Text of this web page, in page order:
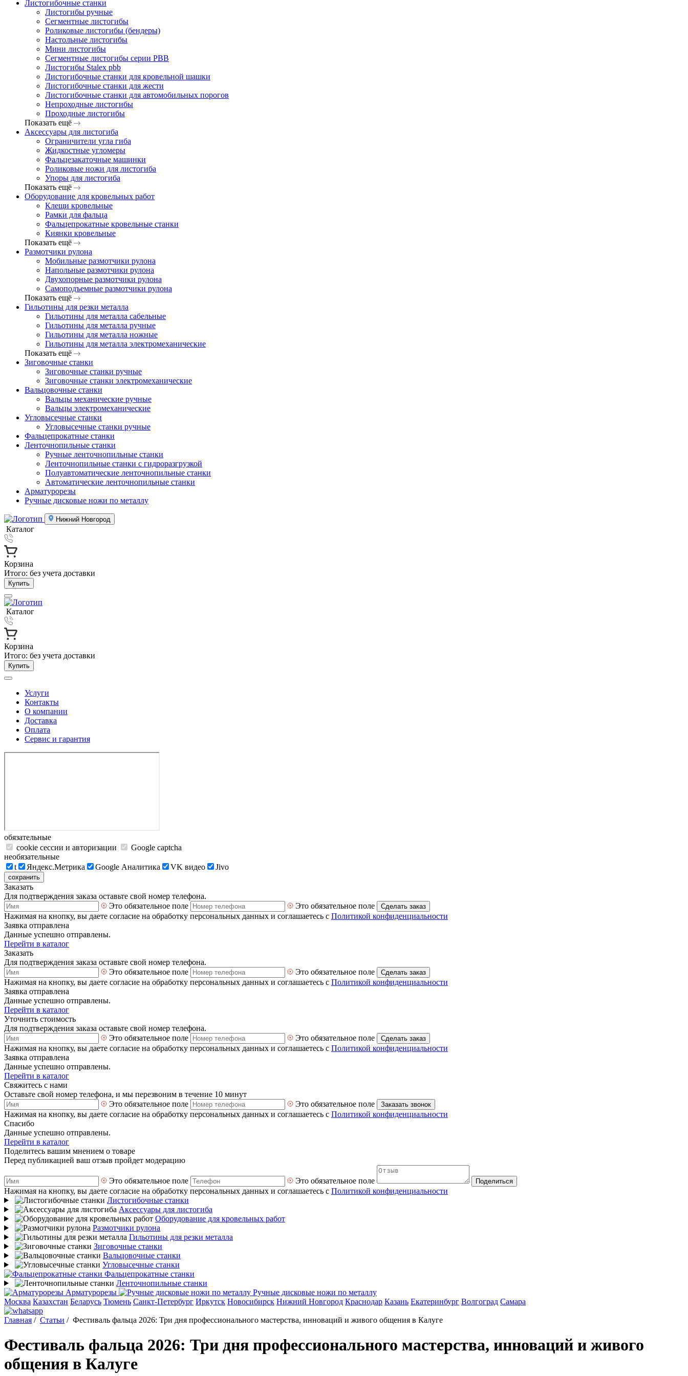
Листогибочные станки
Листогибы ручные
Сегментные листогибы
Роликовые листогибы (бендеры)
Настольные листогибы
Мини листогибы
Сегментные листогибы серии PBB
Листогибы Stalex pbb
Листогибочные станки для кровельной шашки
Листогибочные станки для жести
Листогибочные станки для автомобильных порогов
Непроходные листогибы
Проходные листогибы
Показать ещё
Аксессуары для листогиба
Ограничители угла гиба
Жидкостные угломеры
Фальцезакаточные машинки
Роликовые ножи для листогиба
Упоры для листогиба
Показать ещё
Оборудование для кровельных работ
Клещи кровельные
Рамки для фальца
Фальцепрокатные кровельные станки
Киянки кровельные
Показать ещё
Размотчики рулона
Мобильные размотчики рулона
Напольные размотчики рулона
Двухопорные размотчики рулона
Самоподъемные размотчики рулона
Показать ещё
Гильотины для резки металла
Гильотины для металла сабельные
Гильотины для металла ручные
Гильотины для металла ножные
Гильотины для металла электромеханические
Показать ещё
Зиговочные станки
Зиговочные станки ручные
Зиговочные станки электромеханические
Вальцовочные станки
Вальцы механические ручные
Вальцы электромеханические
Угловысечные станки
Угловысечные станки ручные
Фальцепрокатные станки
Ленточнопильные станки
Ручные ленточнопильные станки
Ленточнопильные станки с гидроразгрузкой
Полуавтоматические ленточнопильные станки
Автоматические ленточнопильные станки
Арматурорезы
Ручные дисковые ножи по металлу
Нижний Новгород
Каталог
Корзина
Итого: без учета доставки
Купить
Каталог
Корзина
Итого: без учета доставки
Купить
Услуги
Контакты
О компании
Доставка
Оплата
Сервис и гарантия
обязательные
cookie сессии и авторизации
Google captcha
необязательные
t
Яндекс.Метрика Google Аналитика VK видео Jivo
сохранить
Заказать
Для подтверждения заказа оставьте свой номер телефона.
Это обязательное поле
Это обязательное поле Сделать заказ
Нажимая на кнопку, вы даете согласие на обработку персональных данных и соглашаетесь с Политикой конфиденциальности
Заявка отправлена
Данные успешно отправлены.
Перейти в каталог
Заказать
Для подтверждения заказа оставьте свой номер телефона.
Это обязательное поле
Это обязательное поле Сделать заказ
Нажимая на кнопку, вы даете согласие на обработку персональных данных и соглашаетесь с Политикой конфиденциальности
Заявка отправлена
Данные успешно отправлены.
Перейти в каталог
Уточнить стоимость
Для подтверждения заказа оставьте свой номер телефона.
Это обязательное поле
Это обязательное поле Сделать заказ
Нажимая на кнопку, вы даете согласие на обработку персональных данных и соглашаетесь с Политикой конфиденциальности
Заявка отправлена
Данные успешно отправлены.
Перейти в каталог
Свяжитесь с нами
Оставьте свой номер телефона, и мы перезвоним в течение 10 минут
Это обязательное поле
Это обязательное поле Заказать звонок
Нажимая на кнопку, вы даете согласие на обработку персональных данных и соглашаетесь с Политикой конфиденциальности
Спасибо
Данные успешно отправлены.
Перейти в каталог
Поделитесь вашим мнением о товаре
Перед публикацией ваш отзыв пройдет модерацию
Это обязательное поле Это обязательное поле Поделиться
Нажимая на кнопку, вы даете согласие на обработку персональных данных и соглашаетесь с Политикой конфиденциальности
Листогибочные станки
Аксессуары для листогиба
Оборудование для кровельных работ
Размотчики рулона
Гильотины для резки металла
Зиговочные станки
Вальцовочные станки
Угловысечные станки
Фальцепрокатные станки
Ленточнопильные станки
Арматурорезы
Ручные дисковые ножи по металлу
Москва Казахстан Беларусь Тюмень Санкт-Петербург Иркутск Новосибирск Нижний Новгород Краснодар Казань Екатеринбург Волгоград Самара
Главная / Статьи / Фестиваль фальца 2026: Три дня профессионального мастерства, инноваций и живого общения в Калуге
Фестиваль фальца 2026: Три дня профессионального мастерства, инноваций и живого
общения в Калуге